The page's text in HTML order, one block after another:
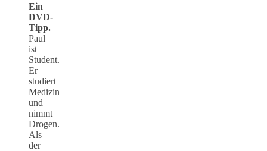
Ein
DVD-
Tipp.
Paul
ist
Student.
Er
studiert
Medizin
und
nimmt
Drogen.
Als
der